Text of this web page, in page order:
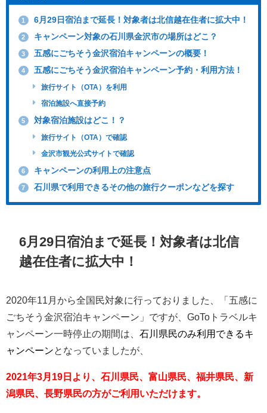
1 6月29日宿泊まで延長！対象者は北信越在住者に拡大中！
2 キャンペーン対象の石川県金沢市の場所はどこ？
3 五感にごちそう金沢宿泊キャンペーンの概要！
4 五感にごちそう金沢宿泊キャンペーン予約・利用方法！
旅行サイト（OTA）を利用
宿泊施設へ直接予約
5 対象宿泊施設はどこ！？
旅行サイト（OTA）で確認
金沢市観光公式サイトで確認
6 キャンペーンの利用上の注意点
7 石川県で利用できるその他の旅行クーポンなどを探す
6月29日宿泊まで延長！対象者は北信
越在住者に拡大中！
2020年11月から全国民対象に行っておりました、「五感に
ごちそう金沢宿泊キャンペーン」ですが、GoToトラベルキ
ャンペーン一時停止の期間は、 石川県民のみ利用できるキ
ャンペーン となっていましたが、
2021年3月19日より、石川県民、富山県民、福井県民、新
潟県民、長野県民の方がご利用いただけます。